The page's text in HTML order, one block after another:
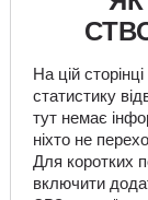
На цій
статистику
тут немає
ніхто не
Для коротких
включити